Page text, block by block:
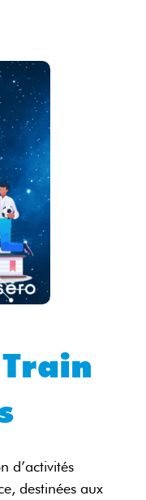
Train
d’activités
destinées aux